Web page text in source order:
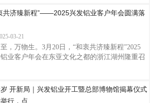
历程中，始终秉承 “客户为本、品质为纲、创
、匠心智造” 的核心价值观，打造铝
8.28亿元。近五年营业收入及净利润的复合增长
达10.8%及6.6%，各项经营指标持续向好，进
固行业领先地位。主业优势持续强化兴发铝业
筑铝型材核心主业，通过智能制造升级和全球
双轮驱动，显著提升主业竞争力。兴发铝业建
，创下历史新高。在智能制造升级方面，顺利
浙江湖州项目建设，生产效率稳步提升。
共济臻新程”——2025兴发铝业客户年会圆满落
03-21
，万物生。3月20日，“和衷共济臻新程”2025
业客户年会在东亚文化之都的浙江湖州隆重召
司领导班子成员、特邀嘉宾、经销商代表、合
伴以及兴发铝业的同仁们齐聚一堂，携手研讨发
，共同见证荣耀时刻，齐心畅谈未来蓝图。
开新局｜兴发铝业开工暨总部博物馆揭幕仪式
行，点